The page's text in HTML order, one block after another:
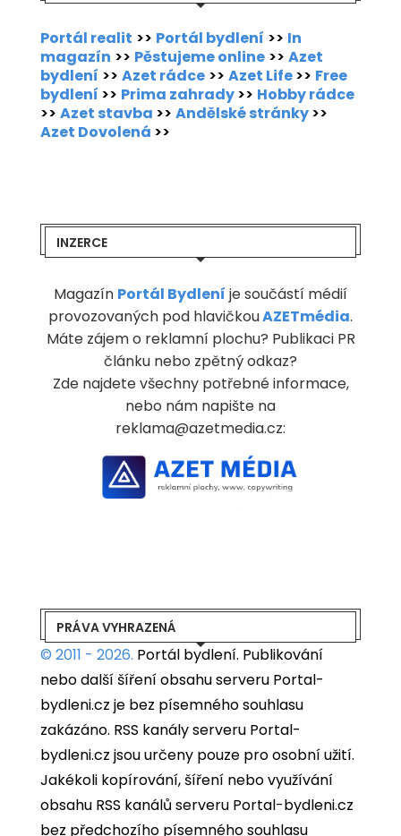
Portál realit >> Portál bydlení >> In
magazín >> Pěstujeme online >> Azet
bydlení >> Azet rádce >> Azet Life>> Free
bydlení >> Prima zahrady>> Hobby rádce
>> Azet stavba >> Andělské stránky>>
Azet Dovolená >>
INZERCE
Magazín Portál Bydlení je součástí médií
provozovaných pod hlavičkouAZETmédia.
Máte zájem o reklamní plochu? Publikaci PR
článku nebo zpětný odkaz?
Zde najdete všechny potřebné informace,
nebo nám napište na
reklama@azetmedia.cz:
PRÁVA VYHRAZENÁ
© 2011 - 2026. Portál bydlení. Publikování
nebo další šíření obsahu serveru Portal-
bydleni.cz je bez písemného souhlasu
zakázáno. RSS kanály serveru Portal-
bydleni.cz jsou určeny pouze pro osobní užití.
Jakékoli kopírování, šíření nebo využívání
obsahu RSS kanálů serveru Portal-bydleni.cz
bez předchozího písemného souhlasu